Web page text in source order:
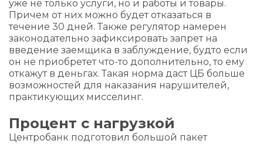
уже не только услуги, но и работы и товары.
Причем от них можно будет отказаться в
течение 30 дней. Также регулятор намерен
законодательно зафиксировать запрет на
введение заемщика в заблуждение, будто если
он не приобретет что-то дополнительно, то ему
откажут в деньгах. Такая норма даст ЦБ больше
возможностей для наказания нарушителей,
практикующих мисселинг.
Процент с нагрузкой
Центробанк подготовил большой пакет